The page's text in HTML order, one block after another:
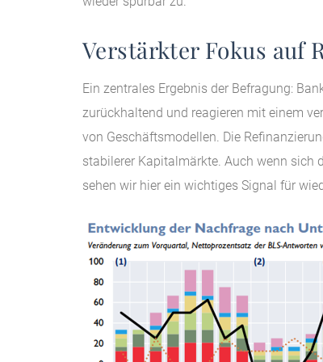
Verstärkter Fokus auf
Ein zentrales Ergebnis der Befragung:
zurückhaltend und reagieren mit einem
von Geschäftsmodellen. Die
stabilerer Kapitalmärkte. Auch wenn sich
sehen wir hier ein wichtiges Signal für